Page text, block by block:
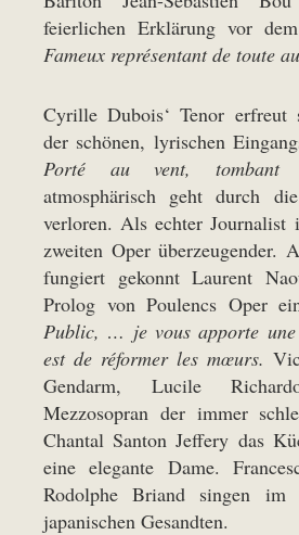
feierlichen Erklärung vor
Fameux représentant de toute
Cyrille Dubois‘ Tenor
der schönen, lyrischen
Porté au vent,
atmosphärisch geht durch
verloren. Als echter Journalist
zweiten Oper überzeugender.
fungiert gekonnt Laurent
Prolog von Poulencs Oper
Public, … je vous apporte
est de réformer les mœurs.
Gendarm, Lucile
Mezzosopran der immer
Chantal Santon Jeffery das
eine elegante Dame.
Rodolphe Briand singen im
japanischen Gesandten.